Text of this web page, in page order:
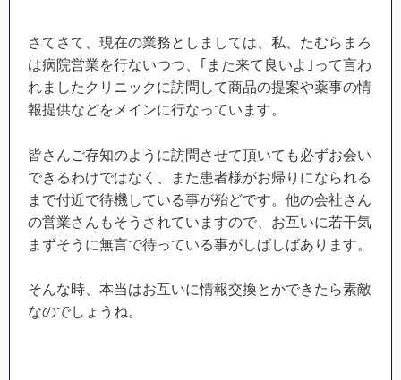
さてさて、現在の業務としましては、私、たむらまろ
は病院営業を行ないつつ、｢また来て良いよ｣って言わ
れましたクリニックに訪問して商品の提案や薬事の情
報提供などをメインに行なっています。
皆さんご存知のように訪問させて頂いても必ずお会い
できるわけではなく、また患者様がお帰りになられる
まで付近で待機している事が殆どです。他の会社さん
の営業さんもそうされていますので、お互いに若干気
まずそうに無言で待っている事がしばしばあります。
そんな時、本当はお互いに情報交換とかできたら素敵
なのでしょうね。